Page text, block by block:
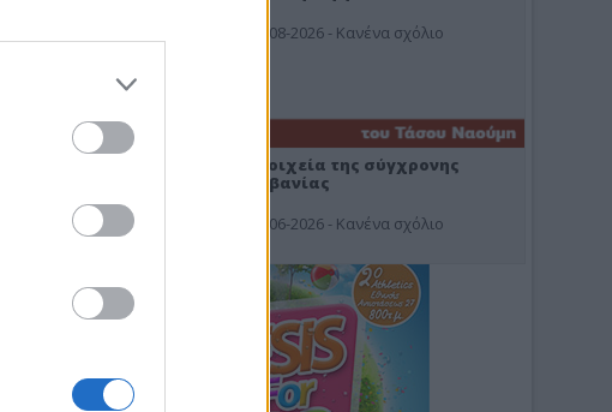
03-08-2026 - Κανένα σχόλιο
Στοιχεία της σύγχρονης
Αλβανίας
19-06-2026 - Κανένα σχόλιο